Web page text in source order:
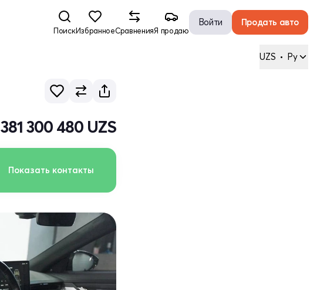
ПоискИзбранноеСравненияЯ продаю
Войти Продать авто
UZS • Ру
381 300 480 UZS
Показать контакты